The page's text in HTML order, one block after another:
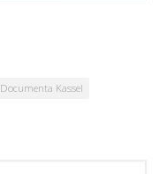
Documenta Kassel